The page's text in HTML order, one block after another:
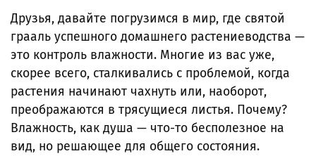
Друзья, давайте погрузимся в мир, где святой
грааль успешного домашнего растениеводства —
это контроль влажности. Многие из вас уже,
скорее всего, сталкивались с проблемой, когда
растения начинают чахнуть или, наоборот,
преображаются в трясущиеся листья. Почему?
Влажность, как душа — что-то бесполезное на
вид, но решающее для общего состояния.